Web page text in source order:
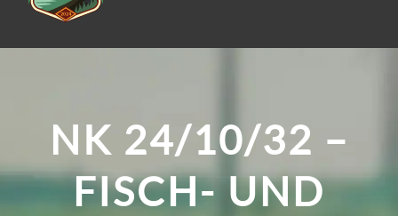
NK 24/10/32 –
FISCH- UND